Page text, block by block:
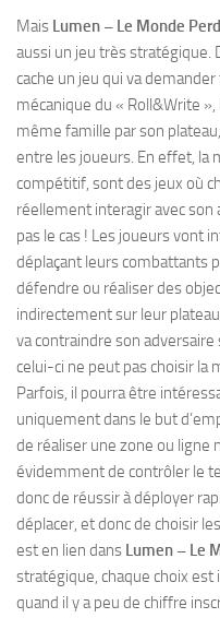
Mais Lumen – Le Monde
aussi un jeu très stratégique.
cache un jeu qui va
mécanique du « Roll&Write
même famille par son
entre les joueurs. En effet, la
compétitif, sont des jeux où
réellement interagir avec son
pas le cas ! Les joueurs vont
déplaçant leurs combattants
défendre ou réaliser des
indirectement sur leur
va contraindre son adversaire
celui-ci ne peut pas choisir la
Parfois, il pourra être
uniquement dans le but
de réaliser une zone ou ligne
évidemment de contrôler le
donc de réussir à déployer
déplacer, et donc de choisir
est en lien dans Lumen – Le
stratégique, chaque choix
quand il y a peu de chiffre